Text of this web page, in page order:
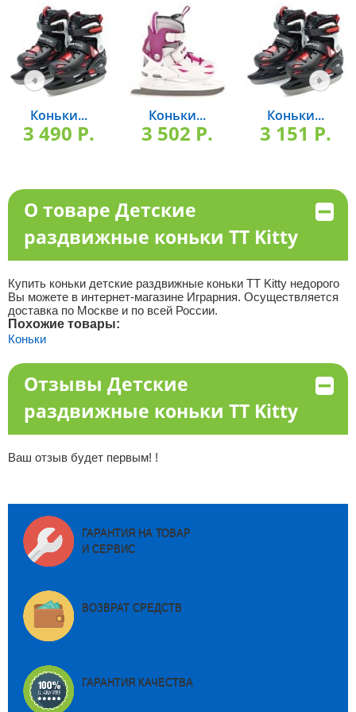
Коньки...
3 490 P.
Коньки...
3 502 P.
Коньки...
3 151 P.
О товаре Детские
раздвижные коньки TT Kitty
Купить коньки детские раздвижные коньки TT Kitty недорого
Вы можете в интернет-магазине Играрния. Осуществляется
доставка по Москве и по всей России.
Похожие товары:
Коньки
Отзывы Детские
раздвижные коньки TT Kitty
Ваш отзыв будет первым! !
ГАРАНТИЯ НА ТОВАР
И СЕРВИС
ВОЗВРАТ СРЕДСТВ
ГАРАНТИЯ КАЧЕСТВА